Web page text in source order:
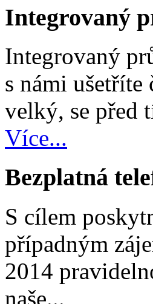
Integrovaný
Integrovaný
s námi
velký, se před
Více...
Bezplatná
S cílem
případným
2014
naše...